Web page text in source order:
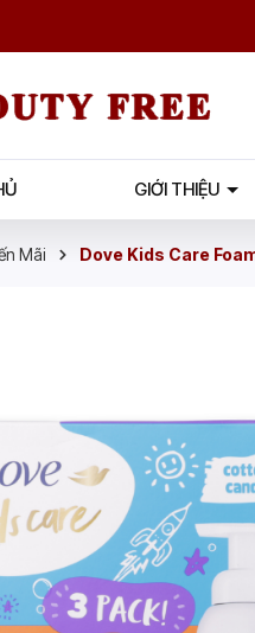
GIỚI THIỆU
Mãi Dove Kids Care